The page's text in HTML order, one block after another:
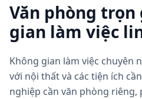
Văn phòng trọn
gian làm việc
Không gian làm việc chuyên
với nội thất và các tiện ích
nghiệp cần văn phòng riêng,